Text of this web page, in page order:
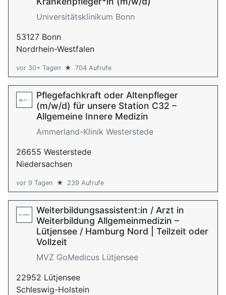
Universitätsklinikum Bonn
53127 Bonn
Nordrhein-Westfalen
vor 30+ Tagen ★ 704 Aufrufe
Pflegefachkraft oder Altenpfleger
(m/w/d) für unsere Station C32 –
Allgemeine Innere Medizin
Ammerland-Klinik Westerstede
26655 Westerstede
Niedersachsen
vor 9 Tagen ★ 239 Aufrufe
Weiterbildungsassistent:in / Arzt in
Weiterbildung Allgemeinmedizin –
Lütjensee / Hamburg Nord | Teilzeit oder
Vollzeit
MVZ GoMedicus Lütjensee
22952 Lütjensee
Schleswig-Holstein